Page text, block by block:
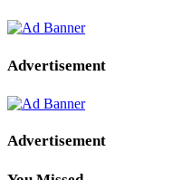
Advertisement
Advertisement